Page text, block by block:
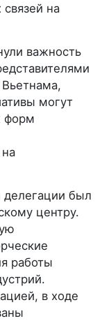
на
важность
могут
форм
делегации был
центру.
работы
в ходе